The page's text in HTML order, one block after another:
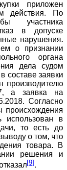
приложен
действия. По
участника
в допуске
нарушения.
о признании
органа
дела судом
составе заявки
а заявка на
Согласно
происхождения
в
то есть до
о том, что
товара. В
решения и
[9] .